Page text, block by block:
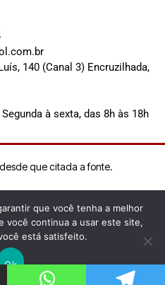
140 (Canal 3) Encruzilhada,
à sexta, das 8h às 18h
que citada a fonte.
que você tenha a melhor
você continua a usar este site,
está satisfeito.
Ok